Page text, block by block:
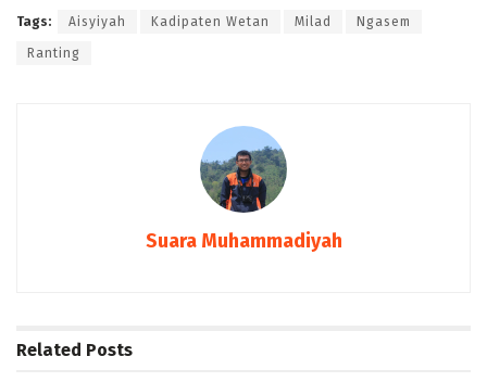
Tags: Aisyiyah Kadipaten Wetan Milad Ngasem
Ranting
Suara Muhammadiyah
Related Posts